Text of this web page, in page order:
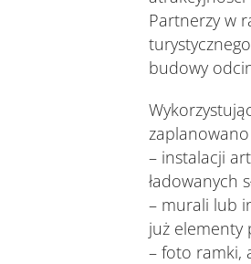
Partnerzy w
budowy
– instalacji
ładowanych
– murali lub
już elementy
– foto ramki,